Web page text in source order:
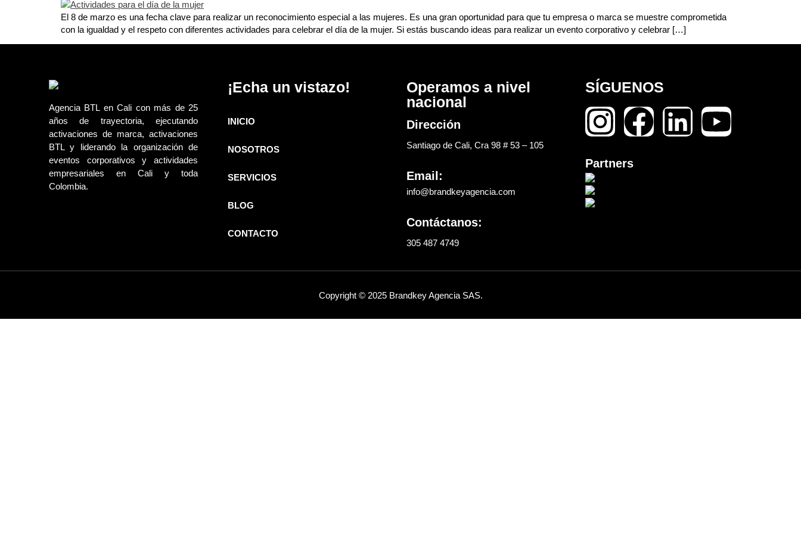
El 8 de marzo es una fecha clave para realizar un reconocimiento especial a las mujeres. Es una gran oportunidad para que tu empresa o marca se muestre comprometida
con la igualdad y el respeto con diferentes actividades para celebrar el día de la mujer. Si estás buscando ideas para realizar un evento corporativo y celebrar […]
Agencia BTL en Cali con más de 25
años de trayectoria, ejecutando
activaciones de marca, activaciones
BTL y liderando la organización de
eventos corporativos y actividades
empresariales en Cali y toda
Colombia.
¡Echa un vistazo!
INICIO
NOSOTROS
SERVICIOS
BLOG
CONTACTO
Operamos a nivel
nacional
Dirección
Santiago de Cali, Cra 98 # 53 – 105
Email:
info@brandkeyagencia.com
Contáctanos:
305 487 4749
SÍGUENOS
Partners
Copyright © 2025 Brandkey Agencia SAS.